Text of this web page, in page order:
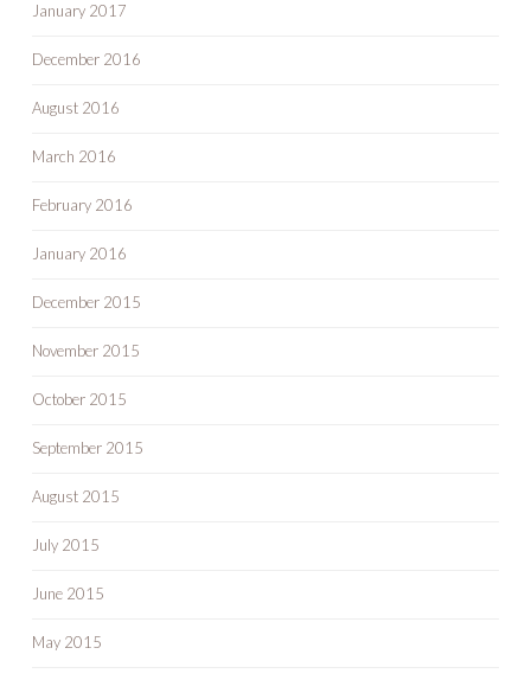
January 2017
December 2016
August 2016
March 2016
February 2016
January 2016
December 2015
November 2015
October 2015
September 2015
August 2015
July 2015
June 2015
May 2015